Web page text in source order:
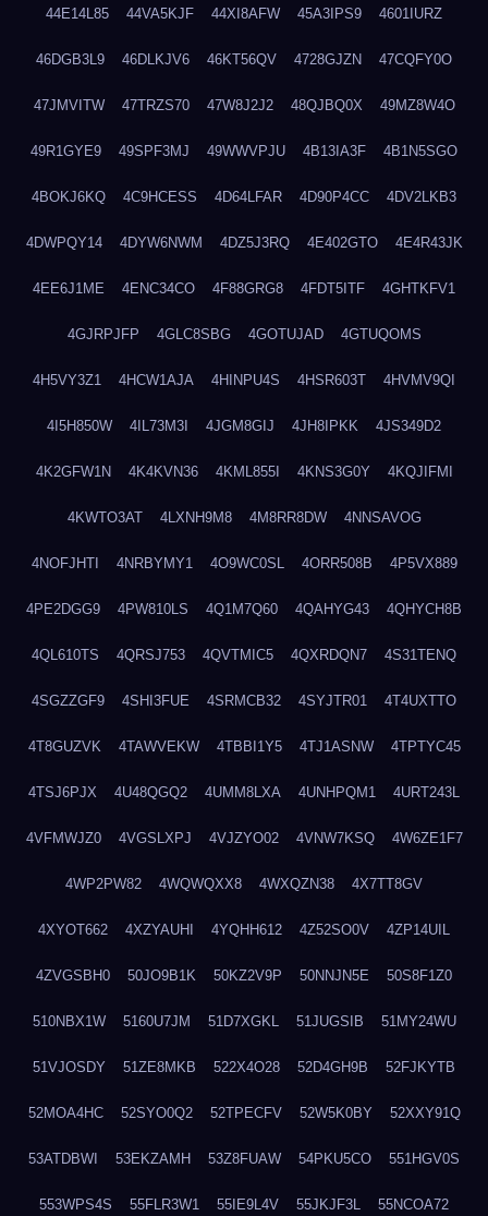
44E14L85 44VA5KJF 44XI8AFW 45A3IPS9 4601IURZ
46DGB3L9 46DLKJV6 46KT56QV 4728GJZN 47CQFY0O
47JMVITW 47TRZS70 47W8J2J2 48QJBQ0X 49MZ8W4O
49R1GYE9 49SPF3MJ 49WWVPJU 4B13IA3F 4B1N5SGO
4BOKJ6KQ 4C9HCESS 4D64LFAR 4D90P4CC 4DV2LKB3
4DWPQY14 4DYW6NWM 4DZ5J3RQ 4E402GTO 4E4R43JK
4EE6J1ME 4ENC34CO 4F88GRG8 4FDT5ITF 4GHTKFV1
4GJRPJFP 4GLC8SBG 4GOTUJAD 4GTUQOMS
4H5VY3Z1 4HCW1AJA 4HINPU4S 4HSR603T 4HVMV9QI
4I5H850W 4IL73M3I 4JGM8GIJ 4JH8IPKK 4JS349D2
4K2GFW1N 4K4KVN36 4KML855I 4KNS3G0Y 4KQJIFMI
4KWTO3AT 4LXNH9M8 4M8RR8DW 4NNSAVOG
4NOFJHTI 4NRBYMY1 4O9WC0SL 4ORR508B 4P5VX889
4PE2DGG9 4PW810LS 4Q1M7Q60 4QAHYG43 4QHYCH8B
4QL610TS 4QRSJ753 4QVTMIC5 4QXRDQN7 4S31TENQ
4SGZZGF9 4SHI3FUE 4SRMCB32 4SYJTR01 4T4UXTTO
4T8GUZVK 4TAWVEKW 4TBBI1Y5 4TJ1ASNW 4TPTYC45
4TSJ6PJX 4U48QGQ2 4UMM8LXA 4UNHPQM1 4URT243L
4VFMWJZ0 4VGSLXPJ 4VJZYO02 4VNW7KSQ 4W6ZE1F7
4WP2PW82 4WQWQXX8 4WXQZN38 4X7TT8GV
4XYOT662 4XZYAUHI 4YQHH612 4Z52SO0V 4ZP14UIL
4ZVGSBH0 50JO9B1K 50KZ2V9P 50NNJN5E 50S8F1Z0
510NBX1W 5160U7JM 51D7XGKL 51JUGSIB 51MY24WU
51VJOSDY 51ZE8MKB 522X4O28 52D4GH9B 52FJKYTB
52MOA4HC 52SYO0Q2 52TPECFV 52W5K0BY 52XXY91Q
53ATDBWI 53EKZAMH 53Z8FUAW 54PKU5CO 551HGV0S
553WPS4S 55FLR3W1 55IE9L4V 55JKJF3L 55NCOA72